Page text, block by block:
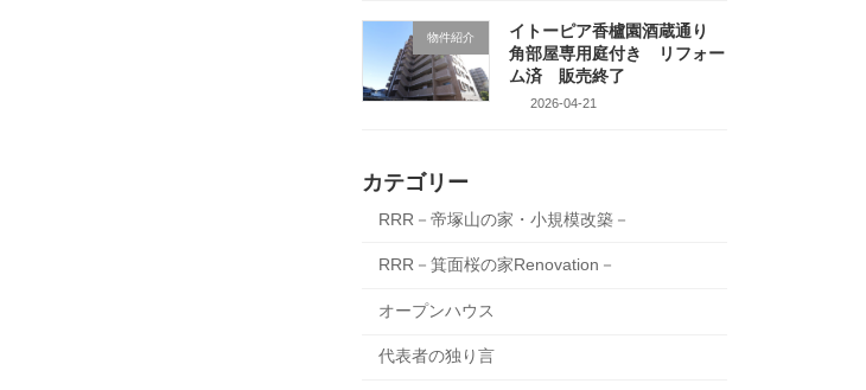
物件紹介
イトーピア香櫨園酒蔵通り
角部屋専用庭付き リフォー
ム済 販売終了
2026-04-21
カテゴリー
RRR－帝塚山の家・小規模改築－
RRR－箕面桜の家Renovation－
オープンハウス
代表者の独り言